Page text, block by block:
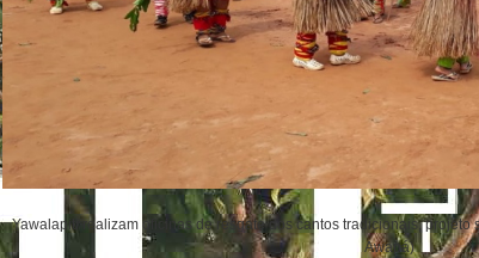
Yawalapiti realizam oficinas de resgate dos cantos tradicionais, projeto
Awapá)